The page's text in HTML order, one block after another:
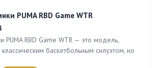
PUMA RBD Game WTR
PUMA RBD Game WTR — это модель,
баскетбольным силуэтом, но